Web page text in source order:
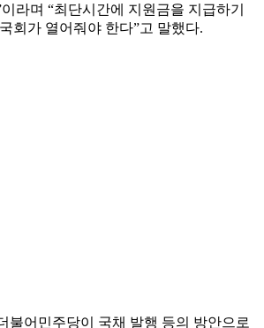
라며 “최단시간에 지원금을 지급하기
회가 열어줘야 한다”고 말했다.
불어민주당이 국채 발행 등의 방안으로